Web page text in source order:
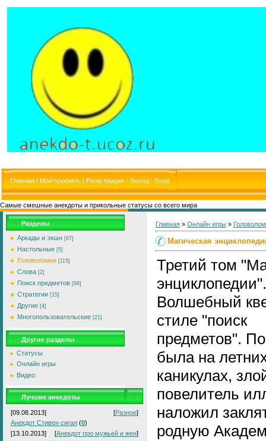
Главная | Мой профиль | Регистрация | Выход | Вход
Самые смешные анекдоты и прикольные статусы со всего мира
Разделы
Аркады и экшн [67]
Настольные [5]
Головоломки [115]
Слова [2]
Поиск предметов [68]
Стратегии [15]
Другие [4]
Многопользовательские [21]
Другие разделы
Статусы
Онлайн игры
Видео
Лучшие анекдоты
[09.08.2013] [Разное]
Анекдот Стивен сигал (0)
[13.10.2013]
[Анекдот про мужьей и жен]
Главная » Онлайн игры »
Магическая
Третий том
энциклопедии".
Волшебный
стиле "поиск
предметов".
была на
каникулах,
повелитель
наложил
родную